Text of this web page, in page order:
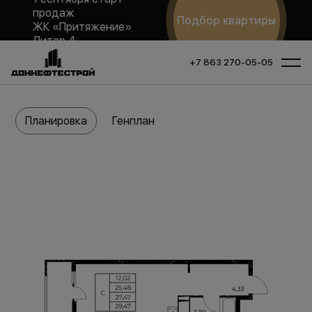
продаж
ЖК «Притяжение»
Литер 4
Подбор квартиры
+7 863 270-05-05
Планировка Генплан